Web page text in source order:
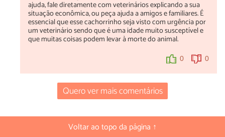
ajuda, fale diretamente com veterinários explicando a sua
situação econômica, ou peça ajuda a amigos e familiares. É
essencial que esse cachorrinho seja visto com urgência por
um veterinário sendo que é uma idade muito susceptível e
que muitas coisas podem levar à morte do animal.
0 0
Quero ver mais comentários
Voltar ao topo da página ↑